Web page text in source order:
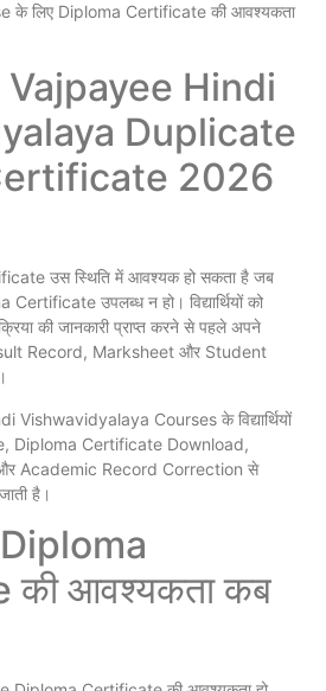
के लिए Diploma Certificate की आवश्यकता
Hindi
Duplicate
2026
उस स्थिति में आवश्यक हो सकता है जब
Certificate उपलब्ध न हो। विद्यार्थियों को
की जानकारी प्राप्त करने से पहले अपने
Record, Marksheet और Student
Courses के विद्यार्थियों
Diploma Certificate Download,
Academic Record Correction से
है।
आवश्यकता कब